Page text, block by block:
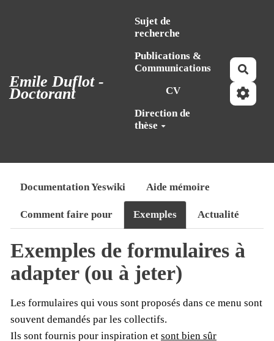
Emile Duflot -
Doctorant
Sujet de
recherche
Publications &
Communications
CV
Direction de
thèse
Documentation Yeswiki Aide mémoire
Comment faire pour Exemples Actualité
Exemples de formulaires à
adapter (ou à jeter)
Les formulaires qui vous sont proposés dans ce menu sont
souvent demandés par les collectifs.
Ils sont fournis pour inspiration et sont bien sûr